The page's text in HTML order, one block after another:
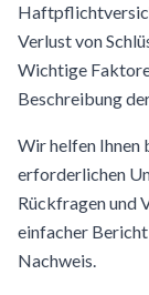
Verlust von
Wichtige
Beschreibung
Wir helfen Ihnen
erforderlichen
Rückfragen und
einfacher
Nachweis.